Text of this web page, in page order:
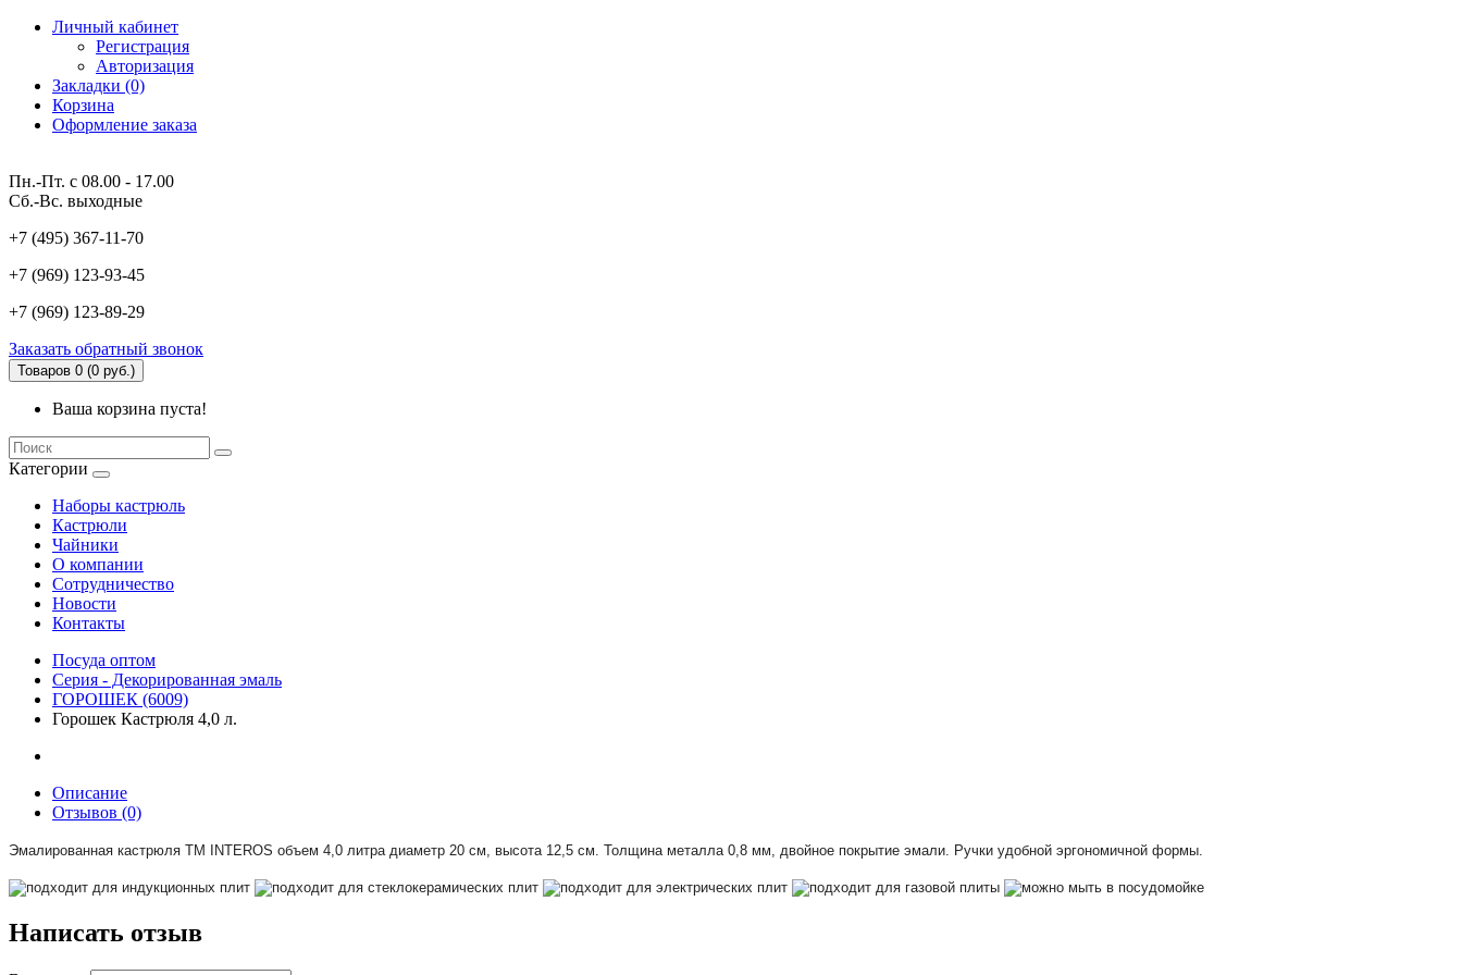
Личный кабинет
Регистрация
Авторизация
Закладки (0)
Корзина
Оформление заказа
Пн.-Пт. с 08.00 - 17.00
Сб.-Вс. выходные
+7 (495) 367-11-70
+7 (969) 123-93-45
+7 (969) 123-89-29
Заказать обратный звонок
Товаров 0 (0 руб.)
Ваша корзина пуста!
Категории
Наборы кастрюль
Кастрюли
Чайники
О компании
Сотрудничество
Новости
Контакты
Посуда оптом
Серия - Декорированная эмаль
ГОРОШЕК (6009)
Горошек Кастрюля 4,0 л.
Описание
Отзывов (0)
Эмалированная кастрюля TM I NTEROS объем 4,0 литра диаметр 20 см, высота 12,5 см. Толщина металла 0,8 мм, двойное покрытие эмали. Ручки удобной эргономичной формы.
Написать отзыв